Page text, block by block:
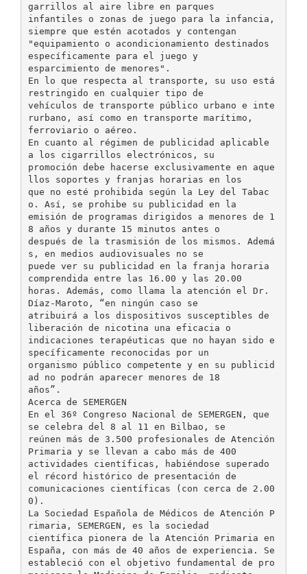
garrillos al aire libre en parques
infantiles o zonas de juego para la infancia,
siempre que estén acotados y contengan
"equipamiento o acondicionamiento destinados
específicamente para el juego y
esparcimiento de menores".
En lo que respecta al transporte, su uso está
restringido en cualquier tipo de
vehículos de transporte público urbano e inte
rurbano, así como en transporte marítimo,
ferroviario o aéreo.
En cuanto al régimen de publicidad aplicable
a los cigarrillos electrónicos, su
promoción debe hacerse exclusivamente en aque
llos soportes y franjas horarias en los
que no esté prohibida según la Ley del Tabac
o. Así, se prohibe su publicidad en la
emisión de programas dirigidos a menores de 1
8 años y durante 15 minutos antes o
después de la trasmisión de los mismos. Ademá
s, en medios audiovisuales no se
puede ver su publicidad en la franja horaria
comprendida entre las 16.00 y las 20.00
horas. Además, como llama la atención el Dr.
Díaz-Maroto, “en ningún caso se
atribuirá a los dispositivos susceptibles de
liberación de nicotina una eficacia o
indicaciones terapéuticas que no hayan sido e
specíficamente reconocidas por un
organismo público competente y en su publicid
ad no podrán aparecer menores de 18
años”.
Acerca de SEMERGEN
En el 36º Congreso Nacional de SEMERGEN, que
se celebra del 8 al 11 en Bilbao, se
reúnen más de 3.500 profesionales de Atención
Primaria y se llevan a cabo más de 400
actividades científicas, habiéndose superado
el récord histórico de presentación de
comunicaciones científicas (con cerca de 2.00
0).
La Sociedad Española de Médicos de Atención P
rimaria, SEMERGEN, es la sociedad
científica pionera de la Atención Primaria en
España, con más de 40 años de experiencia. Se
estableció con el objetivo fundamental de pro